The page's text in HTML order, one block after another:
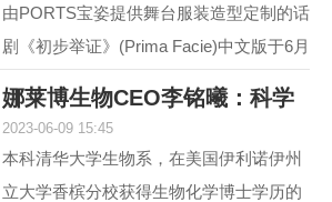
由PORTS宝姿提供舞台服装造型定制的话
剧《初步举证》(Prima Facie)中文版于6月
演帷幕。中文版话...
娜莱博生物CEO李铭曦：科学
2023-06-09 15:45
本科清华大学生物系，在美国伊利诺伊州
立大学香槟分校获得生物化学博士学历的